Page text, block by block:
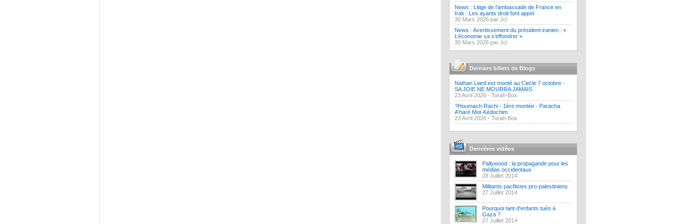
News : Litige de l’ambassade de France en
Irak : Les ayants droit font appel
30 Mars 2026 par Jcl
News : Avertissement du président iranien : «
L’économie va s’effondrer »
30 Mars 2026 par Jcl
Derniers billets de Blogs
Nathan Liard est monté au Ciel le 7 octobre -
SA JOIE NE MOURRA JAMAIS
23 Avril 2026 - Torah-Box
?Houmach-Rachi - 1ère montée - Paracha
A'haré Mot-Kédochim
23 Avril 2026 - Torah-Box
Dernières vidéos
Pallywood : la propagande pour les
médias occidentaux
28 Juillet 2014
Militants pacfiistes pro-palestiniens
27 Juillet 2014
Pourquoi tant d'enfants tués à
Gaza ?
27 Juillet 2014